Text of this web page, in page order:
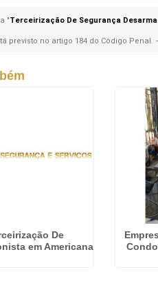
"Terceirização De Segurança
previsto no artigo 184 do Código Penal.
De
em Americana